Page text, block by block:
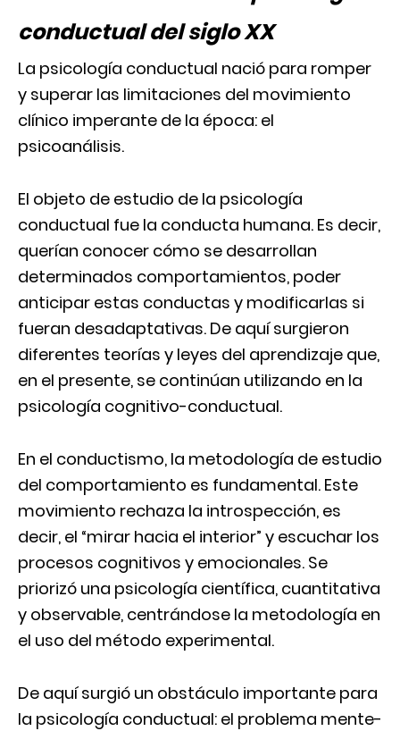
conductual del siglo XX
La psicología conductual nació para romper
y superar las limitaciones del movimiento
clínico imperante de la época: el
psicoanálisis.
El objeto de estudio de la psicología
conductual fue la conducta humana. Es decir,
querían conocer cómo se desarrollan
determinados comportamientos, poder
anticipar estas conductas y modificarlas si
fueran desadaptativas. De aquí surgieron
diferentes teorías y leyes del aprendizaje que,
en el presente, se continúan utilizando en la
psicología cognitivo-conductual.
En el conductismo, la metodología de estudio
del comportamiento es fundamental. Este
movimiento rechaza la introspección, es
decir, el “mirar hacia el interior” y escuchar los
procesos cognitivos y emocionales. Se
priorizó una psicología científica, cuantitativa
y observable, centrándose la metodología en
el uso del método experimental.
De aquí surgió un obstáculo importante para
la psicología conductual: el problema mente-